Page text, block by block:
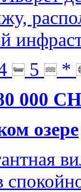
5
*
000
озере